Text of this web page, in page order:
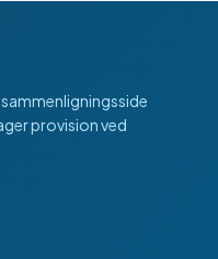
provision ved